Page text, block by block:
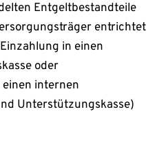
Entgeltbestandteile
entrichtet
in einen
oder
internen
Unterstützungskasse)